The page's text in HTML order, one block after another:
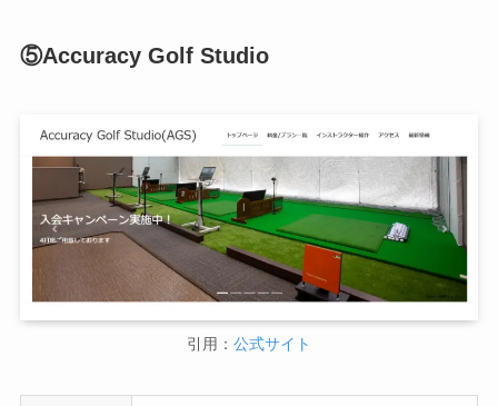
⑤Accuracy Golf Studio
引用： 公式サイト